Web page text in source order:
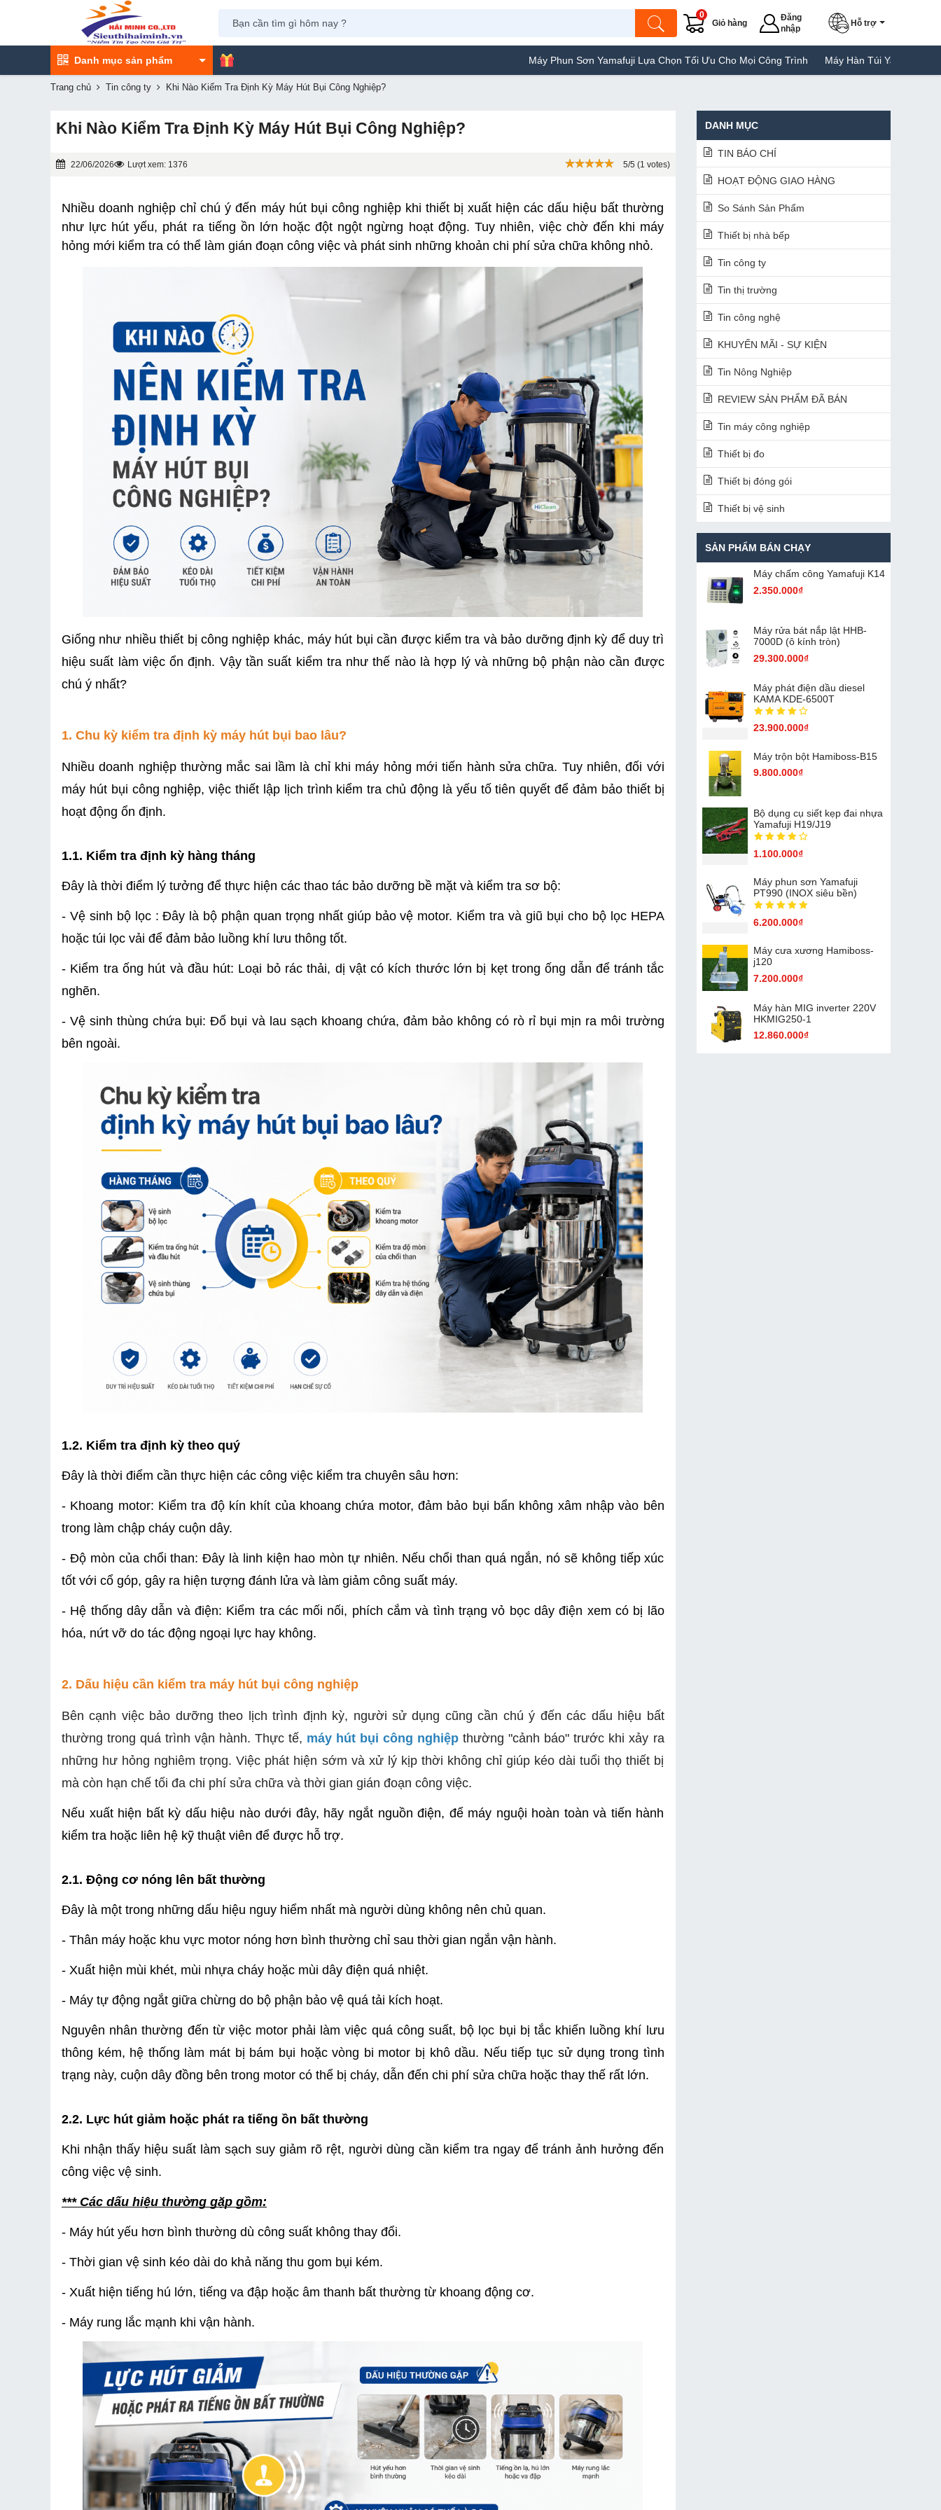
Giỏ hàng
0
Đăng
nhập
Hỗ trợ
Danh mục sản phẩm Máy Phun Sơn Yamafuji Lựa Chọn Tối Ưu Cho Mọi Công Trình Máy Hàn Túi Yamafuji Lựa Chọn Tốt Của
Trang chủ Tin công ty Khi Nào Kiểm Tra Định Kỳ Máy Hút Bụi Công Nghiệp?
Khi Nào Kiểm Tra Định Kỳ Máy Hút Bụi Công Nghiệp?
22/06/2026 Lượt xem: 1376 5/5 (1 votes)
Nhiều doanh nghiệp chỉ chú ý đến máy hút bụi công nghiệp khi thiết bị xuất hiện các dấu hiệu bất thường
như lực hút yếu, phát ra tiếng ồn lớn hoặc đột ngột ngừng hoạt động. Tuy nhiên, việc chờ đến khi máy
hỏng mới kiểm tra có thể làm gián đoạn công việc và phát sinh những khoản chi phí sửa chữa không nhỏ.
Giống như nhiều thiết bị công nghiệp khác, máy hút bụi cần được kiểm tra và bảo dưỡng định kỳ để duy trì
hiệu suất làm việc ổn định. Vậy tần suất kiểm tra như thế nào là hợp lý và những bộ phận nào cần được
chú ý nhất?
1. Chu kỳ kiểm tra định kỳ máy hút bụi bao lâu?
Nhiều doanh nghiệp thường mắc sai lầm là chỉ khi máy hỏng mới tiến hành sửa chữa. Tuy nhiên, đối với
máy hút bụi công nghiệp, việc thiết lập lịch trình kiểm tra chủ động là yếu tố tiên quyết để đảm bảo thiết bị
hoạt động ổn định.
1.1. Kiểm tra định kỳ hàng tháng
Đây là thời điểm lý tưởng để thực hiện các thao tác bảo dưỡng bề mặt và kiểm tra sơ bộ:
- Vệ sinh bộ lọc : Đây là bộ phận quan trọng nhất giúp bảo vệ motor. Kiểm tra và giũ bụi cho bộ lọc HEPA
hoặc túi lọc vải để đảm bảo luồng khí lưu thông tốt.
- Kiểm tra ống hút và đầu hút: Loại bỏ rác thải, dị vật có kích thước lớn bị kẹt trong ống dẫn để tránh tắc
nghẽn.
- Vệ sinh thùng chứa bụi: Đổ bụi và lau sạch khoang chứa, đảm bảo không có rò rỉ bụi mịn ra môi trường
bên ngoài.
1.2. Kiểm tra định kỳ theo quý
Đây là thời điểm cần thực hiện các công việc kiểm tra chuyên sâu hơn:
- Khoang motor: Kiểm tra độ kín khít của khoang chứa motor, đảm bảo bụi bẩn không xâm nhập vào bên
trong làm chập cháy cuộn dây.
- Độ mòn của chổi than: Đây là linh kiện hao mòn tự nhiên. Nếu chổi than quá ngắn, nó sẽ không tiếp xúc
tốt với cổ góp, gây ra hiện tượng đánh lửa và làm giảm công suất máy.
- Hệ thống dây dẫn và điện: Kiểm tra các mối nối, phích cắm và tình trạng vỏ bọc dây điện xem có bị lão
hóa, nứt vỡ do tác động ngoại lực hay không.
2. Dấu hiệu cần kiểm tra máy hút bụi công nghiệp
Bên cạnh việc bảo dưỡng theo lịch trình định kỳ, người sử dụng cũng cần chú ý đến các dấu hiệu bất
thường trong quá trình vận hành. Thực tế, máy hút bụi công nghiệp thường "cảnh báo" trước khi xảy ra
những hư hỏng nghiêm trọng. Việc phát hiện sớm và xử lý kịp thời không chỉ giúp kéo dài tuổi thọ thiết bị
mà còn hạn chế tối đa chi phí sửa chữa và thời gian gián đoạn công việc.
Nếu xuất hiện bất kỳ dấu hiệu nào dưới đây, hãy ngắt nguồn điện, để máy nguội hoàn toàn và tiến hành
kiểm tra hoặc liên hệ kỹ thuật viên để được hỗ trợ.
2.1. Động cơ nóng lên bất thường
Đây là một trong những dấu hiệu nguy hiểm nhất mà người dùng không nên chủ quan.
- Thân máy hoặc khu vực motor nóng hơn bình thường chỉ sau thời gian ngắn vận hành.
- Xuất hiện mùi khét, mùi nhựa cháy hoặc mùi dây điện quá nhiệt.
- Máy tự động ngắt giữa chừng do bộ phận bảo vệ quá tải kích hoạt.
Nguyên nhân thường đến từ việc motor phải làm việc quá công suất, bộ lọc bụi bị tắc khiến luồng khí lưu
thông kém, hệ thống làm mát bị bám bụi hoặc vòng bi motor bị khô dầu. Nếu tiếp tục sử dụng trong tình
trạng này, cuộn dây đồng bên trong motor có thể bị cháy, dẫn đến chi phí sửa chữa hoặc thay thế rất lớn.
2.2. Lực hút giảm hoặc phát ra tiếng ồn bất thường
Khi nhận thấy hiệu suất làm sạch suy giảm rõ rệt, người dùng cần kiểm tra ngay để tránh ảnh hưởng đến
công việc vệ sinh.
*** Các dấu hiệu thường gặp gồm:
- Máy hút yếu hơn bình thường dù công suất không thay đổi.
- Thời gian vệ sinh kéo dài do khả năng thu gom bụi kém.
- Xuất hiện tiếng hú lớn, tiếng va đập hoặc âm thanh bất thường từ khoang động cơ.
- Máy rung lắc mạnh khi vận hành.
DANH MỤC
TIN BÁO CHÍ
HOẠT ĐỘNG GIAO HÀNG
So Sánh Sản Phẩm
Thiết bị nhà bếp
Tin công ty
Tin thị trường
Tin công nghệ
KHUYẾN MÃI - SỰ KIỆN
Tin Nông Nghiệp
REVIEW SẢN PHẨM ĐÃ BÁN
Tin máy công nghiệp
Thiết bị đo
Thiết bị đóng gói
Thiết bị vệ sinh
SẢN PHẨM BÁN CHẠY
Máy chấm cô​ng Yamafuji K14
2.350.000₫
Máy rửa bát nắp lật HHB-
7000D (ô kính tròn)
29.300.000₫
Máy phát điện dầu diesel
KAMA KDE-6500T
23.900.000₫
Máy trộn bột Hamiboss-B15
9.800.000₫
Bộ dụng cụ siết kẹp đai nhựa
Yamafuji H19/J19
1.100.000₫
Máy phun sơn Yamafuji
PT990 (INOX siêu bền)
6.200.000₫
Máy cưa xương Hamiboss-
j120
7.200.000₫
Máy hàn MIG inverter 220V
HKMIG250-1
12.860.000₫